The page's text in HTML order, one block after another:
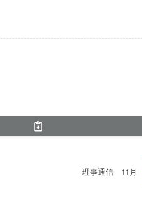
理事通信 11月